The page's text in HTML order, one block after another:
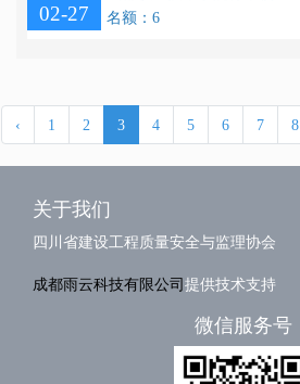
02-27
名额：6
‹ 1 2 3 4 5 6 7 8
关于我们
四川省建设工程质量安全与监理协会
成都雨云科技有限公司提供技术支持
微信服务号